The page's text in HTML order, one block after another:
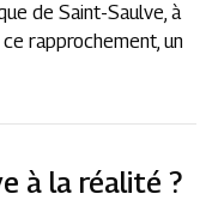
de Saint-Saulve, à
rapprochement, un
à la réalité ?